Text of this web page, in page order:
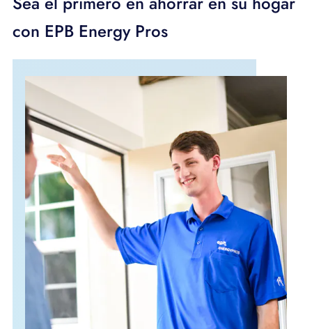
Televisión
Teléfono
BLOG
APOYO
IDIOMA
con EPB Energy Pros